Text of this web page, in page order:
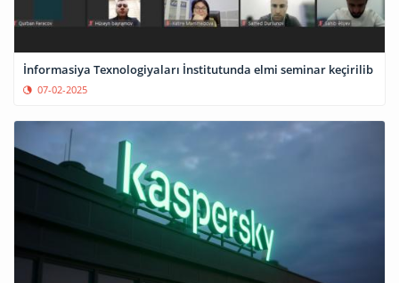
İnformasiya Texnologiyaları İnstitutunda elmi seminar keçirilib
07-02-2025